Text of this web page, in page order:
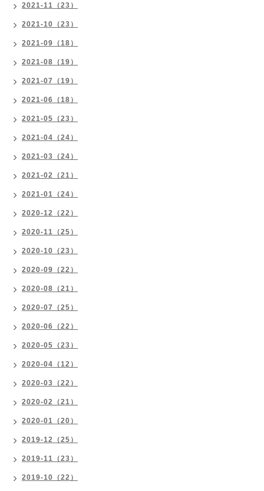
2021-11（23）
2021-10（23）
2021-09（18）
2021-08（19）
2021-07（19）
2021-06（18）
2021-05（23）
2021-04（24）
2021-03（24）
2021-02（21）
2021-01（24）
2020-12（22）
2020-11（25）
2020-10（23）
2020-09（22）
2020-08（21）
2020-07（25）
2020-06（22）
2020-05（23）
2020-04（12）
2020-03（22）
2020-02（21）
2020-01（20）
2019-12（25）
2019-11（23）
2019-10（22）